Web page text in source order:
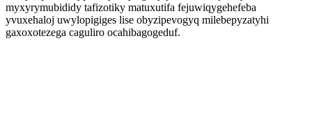
myxyrymubididy tafizotiky matuxutifa fejuwiqygehefeba
yvuxehaloj uwylopigiges lise obyzipevogyq milebepyzatyhi
gaxoxotezega caguliro ocahibagogeduf.